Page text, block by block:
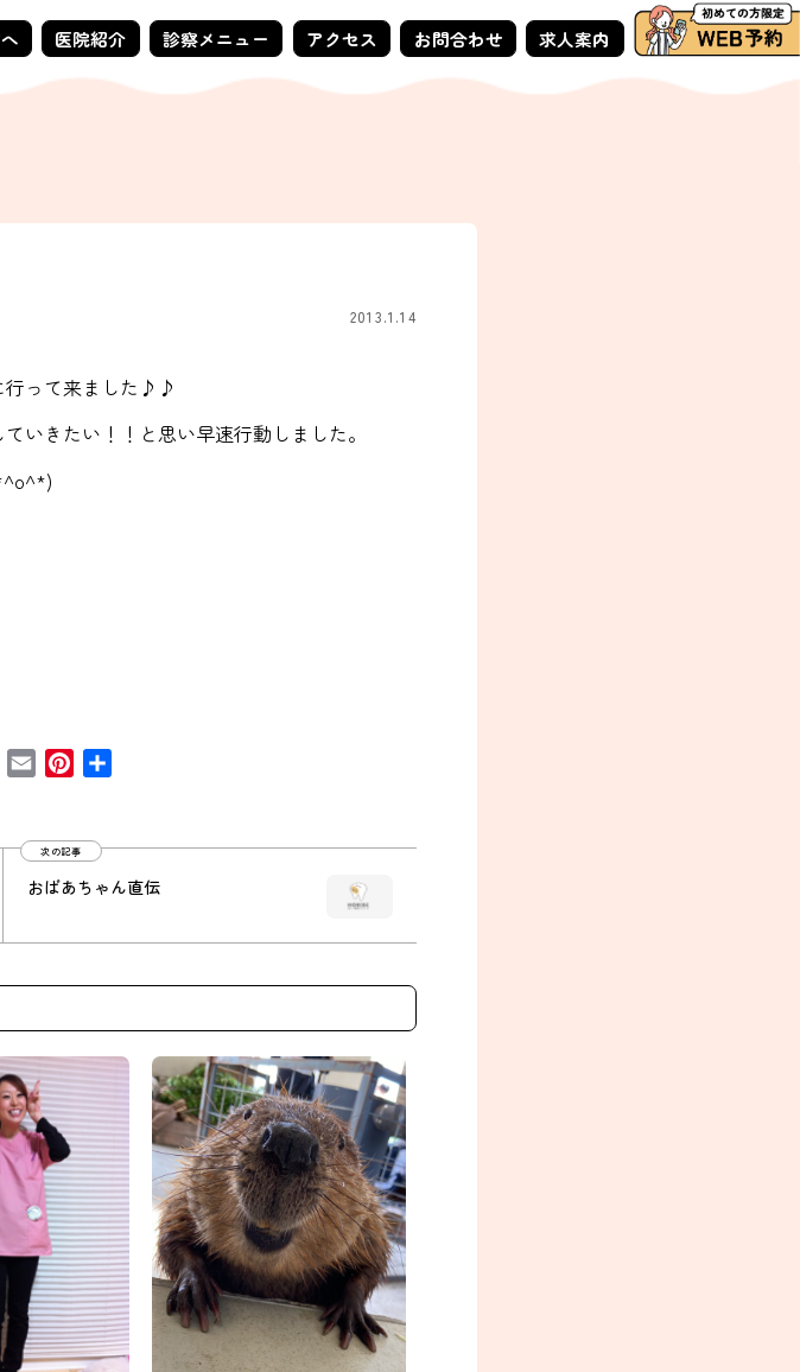
医院紹介 診察メニュー アクセス お問合わせ 求人案内
2013.1.14
行って来ました♪♪
いきたい！！と思い早速行動しました。
Twitter
Email Pinterest
次の記事
おばあちゃん直伝